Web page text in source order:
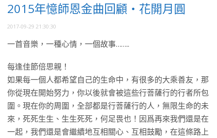
2015年憶師恩金曲回顧・花開月圓
2017-09-29 21:30:30
一首音樂，一種心情，一個故事……..
每逢佳節倍思親！
如果每一個人都希望自己的生命中，有很多的大乘善友，那
你從現在開始努力，你以後就會被這些行菩薩行的行者所包
圍。現在你的周圍，全部都是行菩薩行的人，無限生命的未
來，死死生生、生生死死，何足畏也！因爲再來我們還是在
一起，我們還是會繼續地互相關心、互相鼓勵，在這條路上